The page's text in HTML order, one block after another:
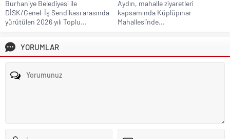
Burhaniye Belediyesi ile
DİSK/Genel-İş Sendikası arasında
yürütülen 2026 yılı Toplu...
Aydın, mahalle ziyaretleri
kapsamında Küplüpınar
Mahallesi’nde...
YORUMLAR